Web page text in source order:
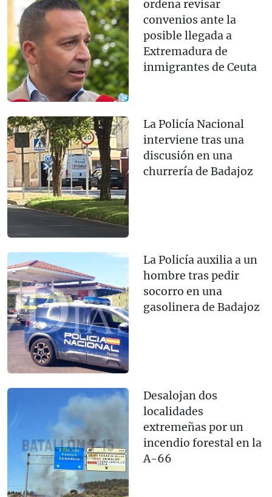
ordena revisar
convenios ante la
posible llegada a
Extremadura de
inmigrantes de Ceuta
La Policía Nacional
interviene tras una
discusión en una
churrería de Badajoz
La Policía auxilia a un
hombre tras pedir
socorro en una
gasolinera de Badajoz
Desalojan dos
localidades
extremeñas por un
incendio forestal en la
A-66